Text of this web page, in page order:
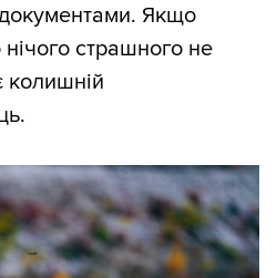
Якщо
страшного не
колишній